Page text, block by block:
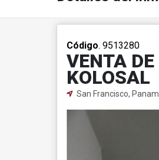
Código. 9513280
VENTA
KOLOSAL
San Francisco,